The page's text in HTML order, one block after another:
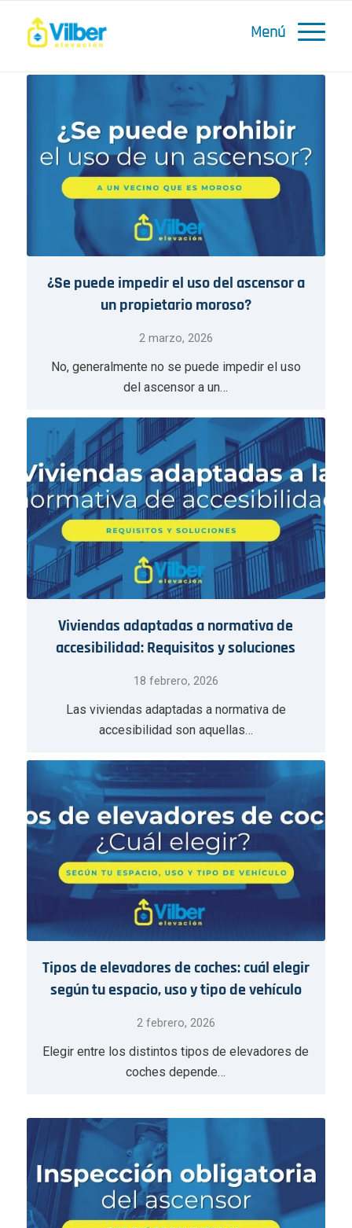
¿Se puede impedir el uso del ascensor a
un propietario moroso?
2 marzo, 2026
No, generalmente no se puede impedir el uso
del ascensor a un…
Viviendas adaptadas a normativa de
accesibilidad: Requisitos y soluciones
18 febrero, 2026
Las viviendas adaptadas a normativa de
accesibilidad son aquellas…
Tipos de elevadores de coches: cuál elegir
según tu espacio, uso y tipo de vehículo
2 febrero, 2026
Elegir entre los distintos tipos de elevadores de
coches depende…